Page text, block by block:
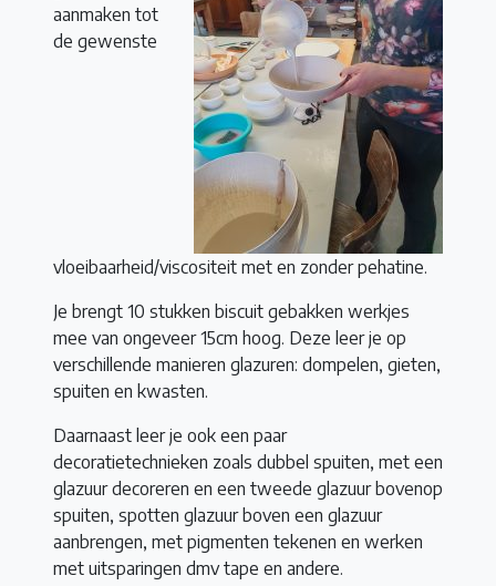
aanmaken tot
de gewenste
vloeibaarheid/viscositeit met en zonder pehatine.
Je brengt 10 stukken biscuit gebakken werkjes
mee van ongeveer 15cm hoog. Deze leer je op
verschillende manieren glazuren: dompelen, gieten,
spuiten en kwasten.
Daarnaast leer je ook een paar
decoratietechnieken zoals dubbel spuiten, met een
glazuur decoreren en een tweede glazuur bovenop
spuiten, spotten glazuur boven een glazuur
aanbrengen, met pigmenten tekenen en werken
met uitsparingen dmv tape en andere.